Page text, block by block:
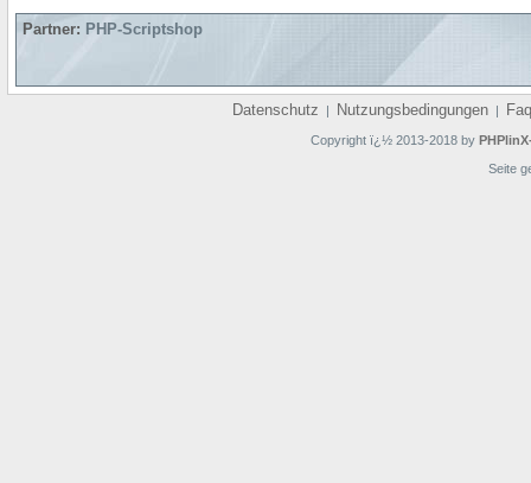
Partner: PHP-Scriptshop
Datenschutz | Nutzungsbedingungen | Faq
Copyright ï¿½ 2013-2018 by
Seite